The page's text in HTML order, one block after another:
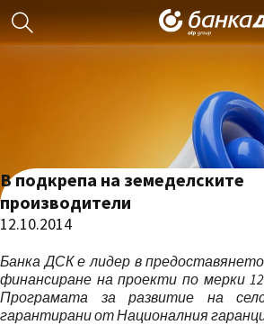
В подкрепа на земеделските
производители
12.10.2014
Банка ДСК е лидер в
финансиране на проекти по мерки
Програмата за развитие на
гарантирани от Националния